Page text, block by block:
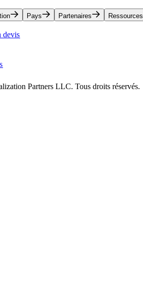
Pays​​ Partenaires​​ Ressources​​
devis​​
Partners LLC. Tous droits réservés.​​